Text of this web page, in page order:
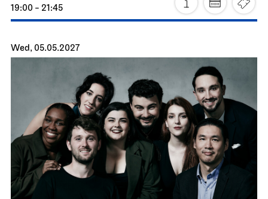
Staatsoper Stuttgart Opernhaus
Norma